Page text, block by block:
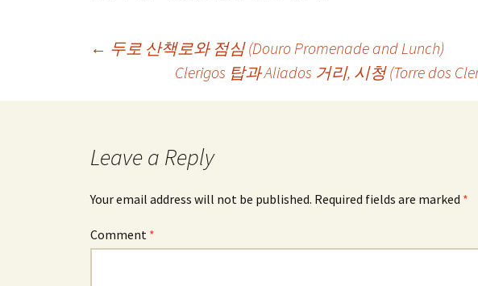
navigation
← 두로 산책로와 점심 (Douro Promenade and Lunch)
Clerigos 탑과 Aliados 거리, 시청 (Torre dos
Leave a Reply
Your email address will not be published. Required fields are marked *
Comment *